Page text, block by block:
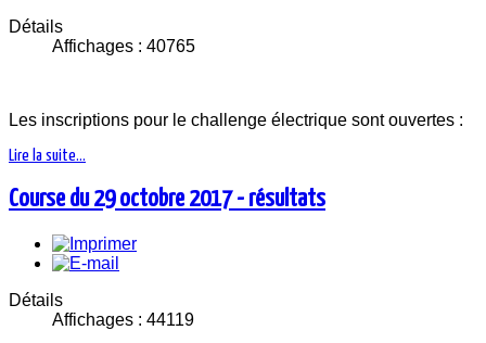
Détails
Affichages : 40765
Les inscriptions pour le challenge électrique sont ouvertes :
Lire la suite...
Course du 29 octobre 2017 - résultats
Détails
Affichages : 44119